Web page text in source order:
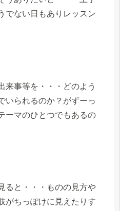
でない日もありレッスン
来事等を・・・どのよう
いられるのか？がずーっ
ーマのひとつでもあるの
ると・・・ものの見方や
がちっぽけに見えたりす